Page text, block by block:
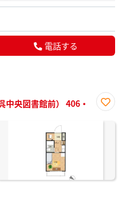
電話する
中央図書館前） 406・
に入